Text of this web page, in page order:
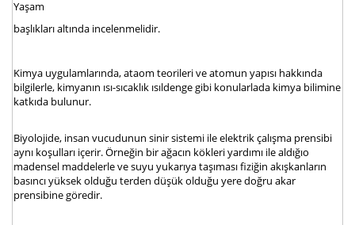
Yaşam
başlıkları altında incelenmelidir.
Kimya uygulamlarında, ataom teorileri ve atomun yapısı hakkında
bilgilerle, kimyanın ısı-sıcaklık ısıldenge gibi konularlada kimya bilimine
katkıda bulunur.
Biyolojide, insan vucudunun sinir sistemi ile elektrik çalışma prensibi
aynı koşulları içerir. Örneğin bir ağacın kökleri yardımı ile aldığıo
madensel maddelerle ve suyu yukarıya taşıması fiziğin akışkanların
basıncı yüksek olduğu terden düşük olduğu yere doğru akar
prensibine göredir.